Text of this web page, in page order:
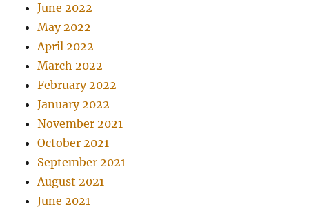
June 2022
May 2022
April 2022
March 2022
February 2022
January 2022
November 2021
October 2021
September 2021
August 2021
June 2021